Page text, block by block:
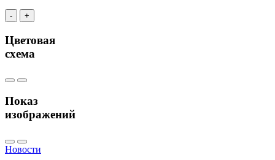
- +
Цветовая
схема
Показ
изображений
Новости